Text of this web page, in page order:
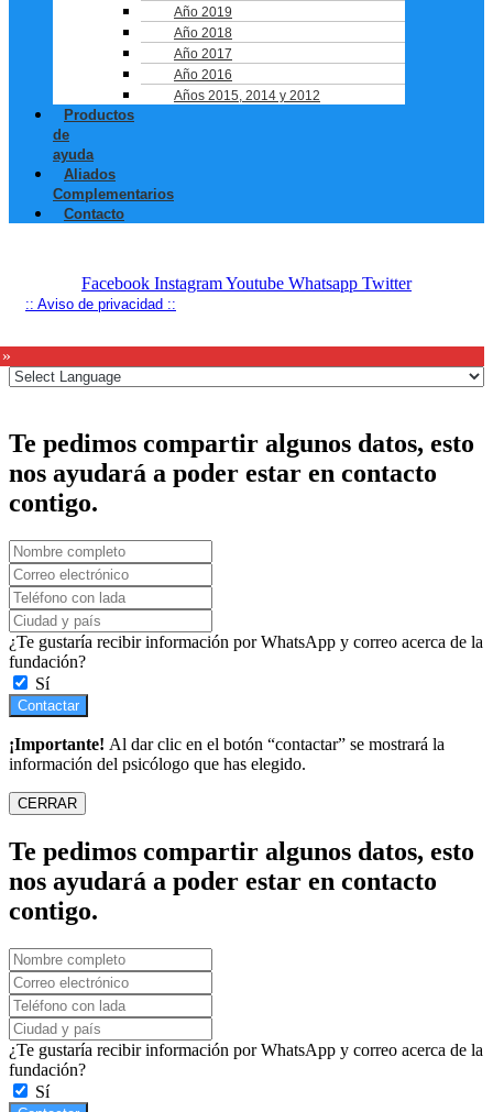
Año 2019
Año 2018
Año 2017
Año 2016
Años 2015, 2014 y 2012
Productos
de
ayuda
Aliados
Complementarios
Contacto
Facebook InstagramYoutube Whatsapp Twitter
:: Aviso de privacidad ::
Te pedimos compartir algunos datos, esto
nos ayudará a poder estar en contacto
contigo.
¿Te gustaría recibir información por WhatsApp y correo acerca de la
fundación?
Sí
Contactar
¡Importante! Al dar clic en el botón “contactar” se mostrará la
información del psicólogo que has elegido.
CERRAR
Te pedimos compartir algunos datos, esto
nos ayudará a poder estar en contacto
contigo.
¿Te gustaría recibir información por WhatsApp y correo acerca de la
fundación?
Sí